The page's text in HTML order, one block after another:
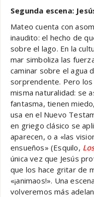
Segunda escena:
Mateo cuenta con
inaudito: el hecho de
sobre el lago. En la
mar simboliza las
caminar sobre el agua
sorprendente. Pero los
misma naturalidad: se
fantasma, tienen
usa en el Nuevo
en griego clásico se
aparecen, o a «las
ensueños» (Esquilo,
única vez que Jesús
que los hace gritar de
«¡animaos!». Una
volveremos más